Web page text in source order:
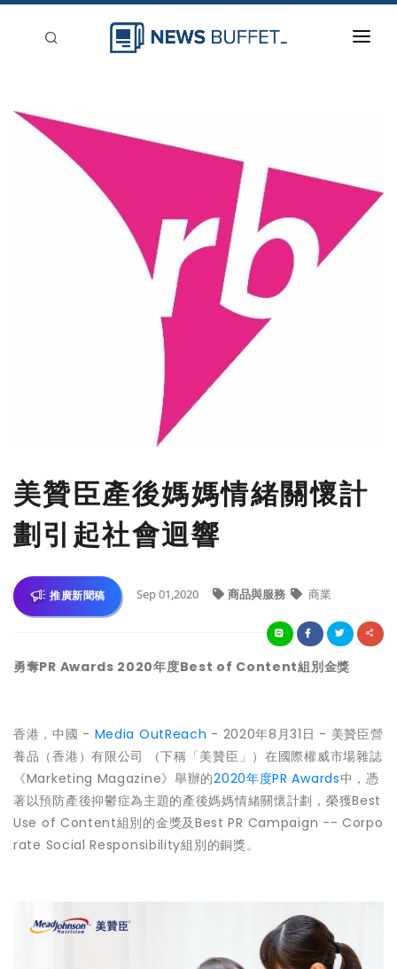
新聞稿分類
登入
美贊臣產後媽媽情緒關懷計
劃引起社會迴響
推廣新聞稿 Sep 01,2020 商品與服務 商業
勇奪PR Awards 2020年度Best of Content組別金獎
香港，中國 - Media OutReach - 2020年8月31日 - 美贊臣營
養品（香港）有限公司 （下稱「美贊臣」）在國際權威市場雜誌
《Marketing Magazine》舉辦的2020年度PR Awards中，憑
著以預防產後抑鬱症為主題的產後媽媽情緒關懷計劃，榮獲Best
Use of Content組別的金獎及Best PR Campaign -- Corpo
rate Social Responsibility組別的銅獎。